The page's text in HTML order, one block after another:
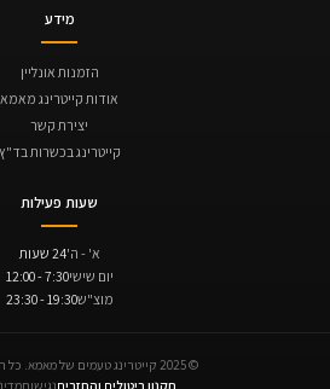
מידע
הזמנות אונליין
אודות קייטרינג מאמא
יצירת קשר
קייטרינג בכשרות בד"ץ
שעות פעילות
א' - ה'24 שעות
יום שישי7:30 - 12:00
מוצ"ש19:30 - 23:30
© 2025 קייטרינג טעמים של מאמא. כל הזכויות שמורות.